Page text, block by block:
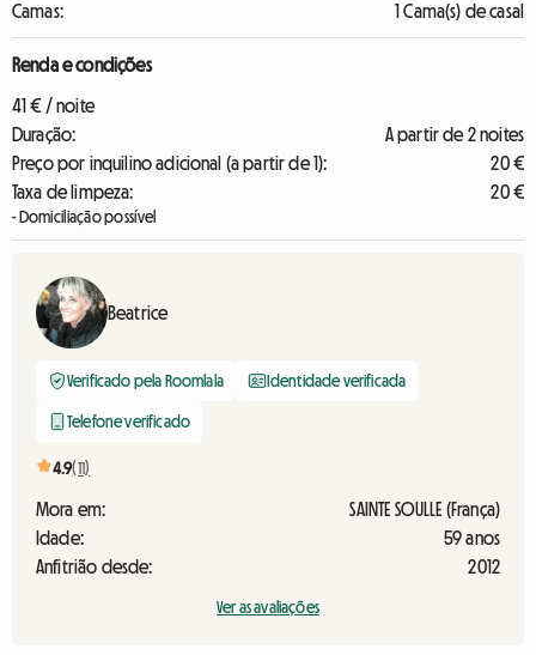
Camas:
1 Cama(s) de casal
Renda e condições
41 € / noite
Duração:
A partir de 2 noites
Preço por inquilino adicional (a partir de 1):
20 €
Taxa de limpeza:
20 €
- Domiciliação possível
Beatrice
Verificado pela Roomlala Identidade verificada
Telefone verificado
4.9(11)
Mora em:
SAINTE SOULLE (França)
Idade:
59 anos
Anfitrião desde:
2012
Ver as avaliações